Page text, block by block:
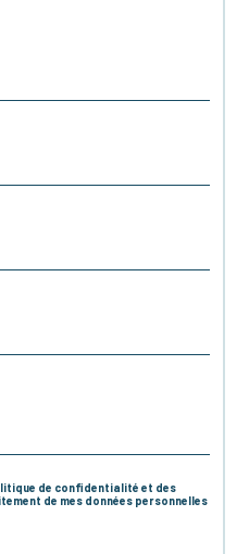
de confidentialité et des
de mes données personnelles